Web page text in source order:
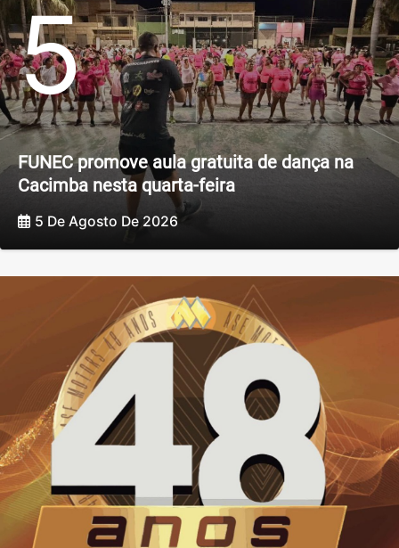
5
FUNEC promove aula gratuita de dança na
Cacimba nesta quarta-feira
5 De Agosto De 2026